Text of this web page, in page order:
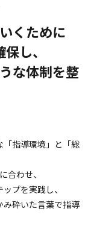
くために
し、
な体制を整
「指導環境」と「総
合わせ、
プを実践し、
み砕いた言葉で指導